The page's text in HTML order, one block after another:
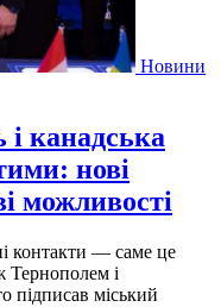
Новини
і канадська
нові
можливості
контакти — саме це
Тернополем і
підписав міський